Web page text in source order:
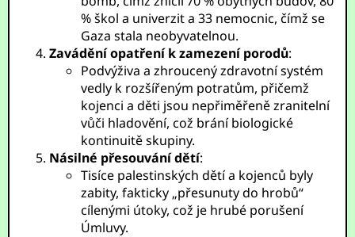
% škol a univerzit a 33 nemocnic, čímž se
Gaza stala neobyvatelnou.
Zavádění opatření k zamezení porodů:
Podvýživa a zhroucený zdravotní systém
vedly k rozšířeným potratům, přičemž
kojenci a děti jsou nepřiměřeně zranitelní
vůči hladovění, což brání biologické
kontinuitě skupiny.
Násilné přesouvání dětí:
Tisíce palestinských dětí a kojenců byly
zabity, fakticky „přesunuty do hrobů“
cílenými útoky, což je hrubé porušení
Úmluvy.